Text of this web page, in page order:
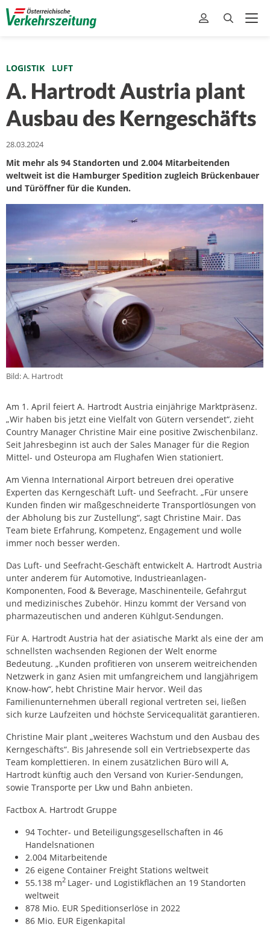
LOGISTIK LUFT
A. Hartrodt Austria plant
Ausbau des Kerngeschäfts
28.03.2024
Mit mehr als 94 Standorten und 2.004 Mitarbeitenden
weltweit ist die Hamburger Spedition zugleich Brückenbauer
und Türöffner für die Kunden.
Bild: A. Hartrodt
Am 1. April feiert A. Hartrodt Austria einjährige Marktpräsenz.
„Wir haben bis jetzt eine Vielfalt von Gütern versendet“, zieht
Country Manager Christine Mair eine positive Zwischenbilanz.
Seit Jahresbeginn ist auch der Sales Manager für die Region
Mittel- und Osteuropa am Flughafen Wien stationiert.
Am Vienna International Airport betreuen drei operative
Experten das Kerngeschäft Luft- und Seefracht. „Für unsere
Kunden finden wir maßgeschneiderte Transportlösungen von
der Abholung bis zur Zustellung“, sagt Christine Mair. Das
Team biete Erfahrung, Kompetenz, Engagement und wolle
immer noch besser werden.
Das Luft- und Seefracht-Geschäft entwickelt A. Hartrodt Austria
unter anderem für Automotive, Industrieanlagen-
Komponenten, Food & Beverage, Maschinenteile, Gefahrgut
und medizinisches Zubehör. Hinzu kommt der Versand von
pharmazeutischen und anderen Kühlgut-Sendungen.
Für A. Hartrodt Austria hat der asiatische Markt als eine der am
schnellsten wachsenden Regionen der Welt enorme
Bedeutung. „Kunden profitieren von unserem weitreichenden
Netzwerk in ganz Asien mit umfangreichem und langjährigem
Know-how“, hebt Christine Mair hervor. Weil das
Familienunternehmen überall regional vertreten sei, ließen
sich kurze Laufzeiten und höchste Servicequalität garantieren.
Christine Mair plant „weiteres Wachstum und den Ausbau des
Kerngeschäfts“. Bis Jahresende soll ein Vertriebsexperte das
Team komplettieren. In einem zusätzlichen Büro will A,
Hartrodt künftig auch den Versand von Kurier-Sendungen,
sowie Transporte per Lkw und Bahn anbieten.
Factbox A. Hartrodt Gruppe
94 Tochter- und Beteiligungsgesellschaften in 46
Handelsnationen
2.004 Mitarbeitende
26 eigene Container Freight Stations weltweit
55.138 m2 Lager- und Logistikflächen an 19 Standorten
weltweit
878 Mio. EUR Speditionserlöse in 2022
86 Mio. EUR Eigenkapital